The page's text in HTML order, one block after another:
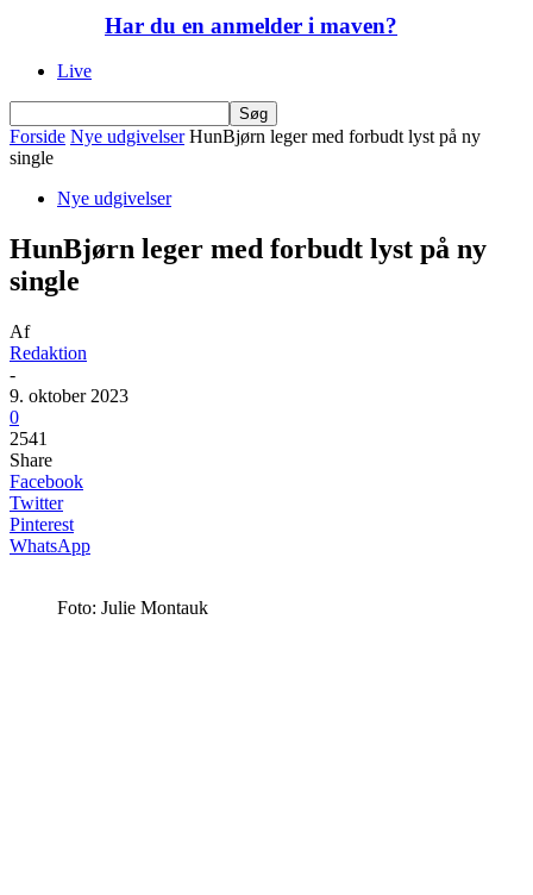
Har du en anmelder i maven?
Live
Forside Nye udgivelser HunBjørn leger med forbudt lyst på ny
single
Nye udgivelser
HunBjørn leger med forbudt lyst på ny
single
Af
Redaktion
-
9. oktober 2023
0
2541
Share
Facebook
Twitter
Pinterest
WhatsApp
Foto: Julie Montauk